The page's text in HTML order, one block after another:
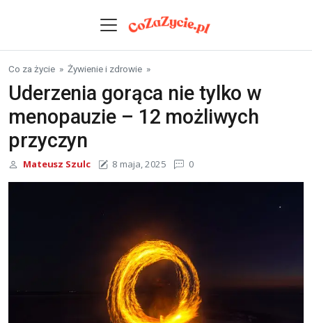
Co za życie » Żywienie i zdrowie »
Uderzenia gorąca nie tylko w
menopauzie – 12 możliwych
przyczyn
Mateusz Szulc 8 maja, 2025 0